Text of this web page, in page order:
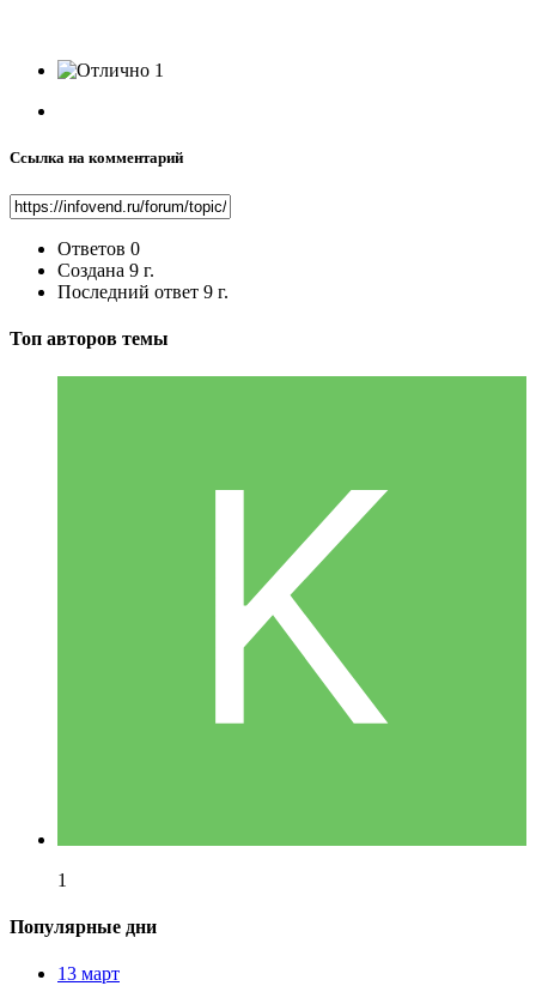
1
Ссылка на комментарий
Ответов 0
Создана 9 г.
Последний ответ 9 г.
Топ авторов темы
1
Популярные дни
13 март